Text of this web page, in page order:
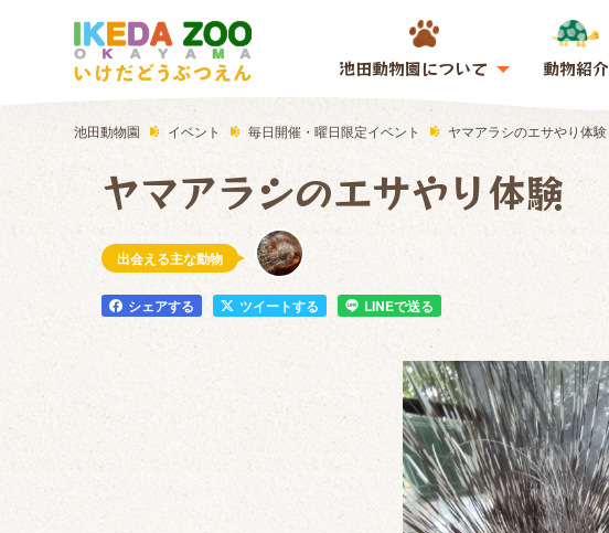
池田動物園について 動物紹介
池田動物園 イベント 毎日開催・曜日限定イベント ヤマアラシのエサやり体験
ヤマアラシのエサやり体験
出会える主な動物
シェアする ツイートする LINEで送る